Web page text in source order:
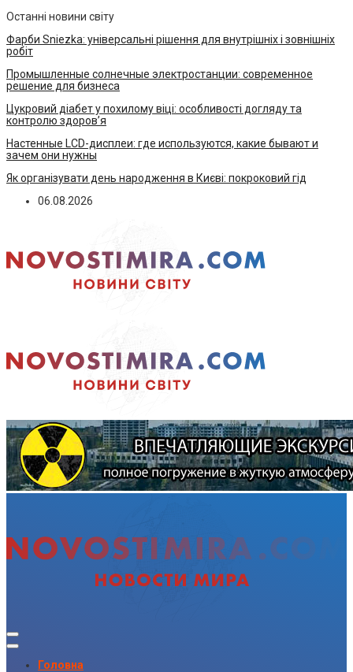
Останні новини світу
Фарби Sniezka: універсальні рішення для внутрішніх і зовнішніх
робіт
Промышленные солнечные электростанции: современное
решение для бизнеса
Цукровий діабет у похилому віці: особливості догляду та
контролю здоров’я
Настенные LCD-дисплеи: где используются, какие бывают и
зачем они нужны
Як організувати день народження в Києві: покроковий гід
06.08.2026
Головна